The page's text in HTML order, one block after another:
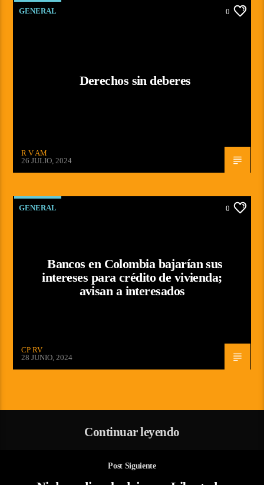
GENERAL 0
Derechos sin deberes
R V AM
26 JULIO, 2024
GENERAL 0
Bancos en Colombia bajarían sus
intereses para crédito de vivienda;
avisan a interesados
CP RV
28 JUNIO, 2024
Continuar leyendo
Post Siguiente